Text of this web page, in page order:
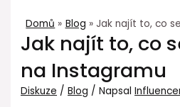
Domů Blog Jak najít to, co
Jak najít to, co
na Instagramu
Diskuze /Blog / Napsal